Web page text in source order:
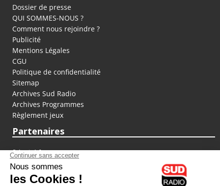
Dossier de presse
QUI SOMMES-NOUS ?
Comment nous rejoindre ?
Publicité
Mentions Légales
CGU
Politique de confidentialité
Sitemap
Archives Sud Radio
Archives Programmes
Règlement jeux
Partenaires
fiducial.fr
lyoncapitale.fr
olympique-et-lyonnais.com